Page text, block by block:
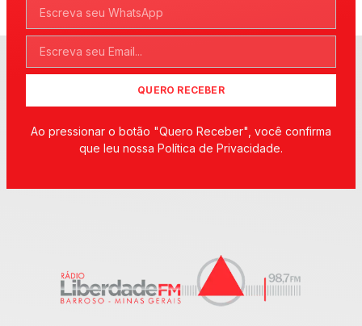
QUERO RECEBER
Ao pressionar o botão "Quero Receber", você confirma
que leu nossa Política de Privacidade.